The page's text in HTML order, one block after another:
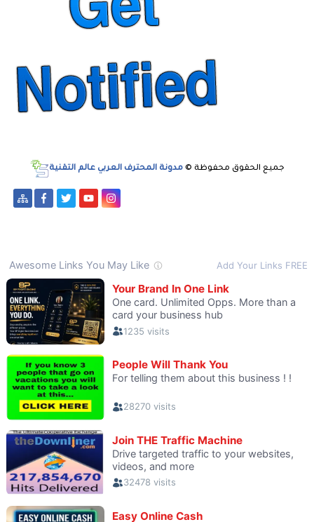
جميع الحقوق محفوظة © مدونة المحترف العربي عالم التقنية